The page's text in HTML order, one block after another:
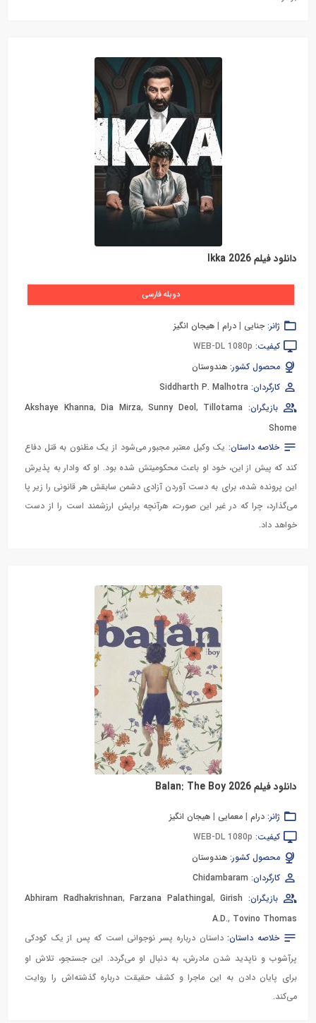
دانلود فیلم Ikka 2026
دوبله فارسی
ژانر: جنایی | درام | هیجان انگیز
کیفیت: WEB-DL 1080p
محصول کشور: هندوستان
کارگردان: Siddharth P. Malhotra
بازیگران:
Akshaye Khanna, Dia Mirza, Sunny Deol, Tillotama
Shome
خلاصه داستان: یک وکیل معتبر مجبور می‌شود از یک مظنون به قتل دفاع
کند که پیش از این، خود او باعث محکومیتش شده بود. او که وادار به پذیرش
این پرونده شده، برای به دست آوردن آزادی دشمن سابقش هر قانونی را زیر پا
می‌گذارد، چرا که در غیر این صورت، هرآنچه برایش ارزشمند است را از دست
خواهد داد.
دانلود فیلم Balan: The Boy 2026
ژانر: درام | معمایی | هیجان انگیز
کیفیت: WEB-DL 1080p
محصول کشور: هندوستان
کارگردان: Chidambaram
بازیگران:
Abhiram Radhakrishnan, Farzana Palathingal, Girish
A.D., Tovino Thomas
خلاصه داستان:داستان درباره پسر نوجوانی است که پس از یک کودکی
پرآشوب و ناپدید شدن مادرش، به دنبال او می‌گردد. این جستجو، تلاش او
برای پایان دادن به این ماجرا و کشف حقیقت درباره گذشته‌اش را روایت
می‌کند.